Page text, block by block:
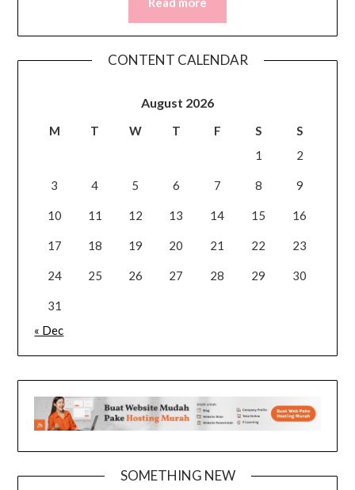
CONTENT CALENDAR
August 2026
M T W T F S
S
1
2
3 4 5 6 7 8 9
10 11 12 13 14 15 16
17 18 19 20 21 22 23
24 25 26 27 28 29 30
31
« Dec
SOMETHING NEW